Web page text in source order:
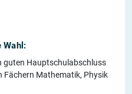
Wahl:
guten Hauptschulabschluss
Fächern Mathematik, Physik